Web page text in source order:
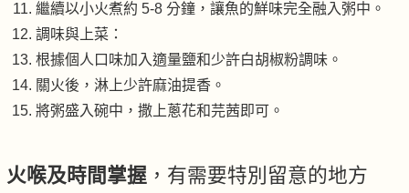
繼續以小火煮約 5-8 分鐘，讓魚的鮮味完全融入粥中。
調味與上菜：
根據個人口味加入適量鹽和少許白胡椒粉調味。
關火後，淋上少許麻油提香。
將粥盛入碗中，撒上蔥花和芫茜即可。
火喉及時間掌握 ，有需要特別留意的地方